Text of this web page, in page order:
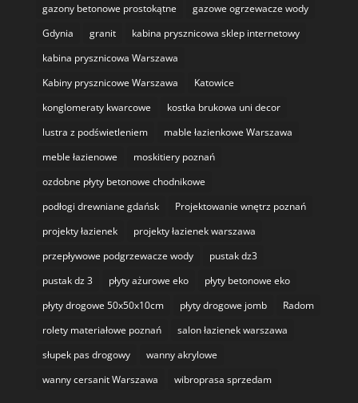
gazony betonowe prostokątne
gazowe ogrzewacze wody
Gdynia
granit
kabina prysznicowa sklep internetowy
kabina prysznicowa Warszawa
Kabiny prysznicowe Warszawa
Katowice
konglomeraty kwarcowe
kostka brukowa uni decor
lustra z podświetleniem
mable łazienkowe Warszawa
meble łazienowe
moskitiery poznań
ozdobne płyty betonowe chodnikowe
podłogi drewniane gdańsk
Projektowanie wnętrz poznań
projekty łazienek
projekty łazienek warszawa
przepływowe podgrzewacze wody
pustak dz3
pustak dz 3
płyty ażurowe eko
płyty betonowe eko
płyty drogowe 50x50x10cm
płyty drogowe jomb
Radom
rolety materiałowe poznań
salon łazienek warszawa
słupek pas drogowy
wanny akrylowe
wanny cersanit Warszawa
wibroprasa sprzedam